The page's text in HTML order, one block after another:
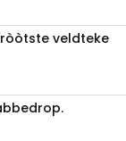
veldteke